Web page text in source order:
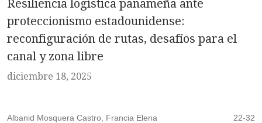
Resiliencia logística panameña ante
proteccionismo estadounidense:
reconfiguración de rutas, desafíos para el
canal y zona libre
diciembre 18, 2025
Albanid Mosquera Castro, Francia Elena
22-32